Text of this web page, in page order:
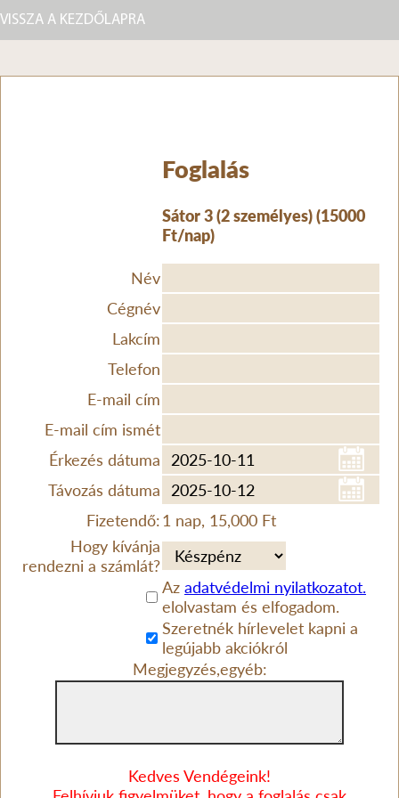
VISSZA A KEZDŐLAPRA
Foglalás
Sátor 3 (2 személyes) (15000
Ft/nap)
Név
Cégnév
Lakcím
Telefon
E-mail cím
E-mail cím ismét
Érkezés dátuma
Távozás dátuma
Fizetendő:1 nap, 15,000 Ft
Hogy kívánja
rendezni a számlát?
Az adatvédelmi nyilatkozatot.
elolvastam és elfogadom.
Szeretnék hírlevelet kapni a
legújabb akciókról
Megjegyzés,egyéb:
Kedves Vendégeink!